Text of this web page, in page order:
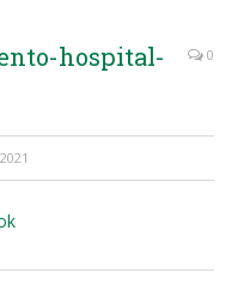
hospital-
0